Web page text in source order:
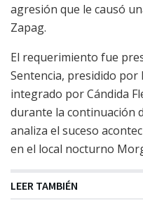
agresión que le causó
Zapag.
El requerimiento fue
Sentencia, presidido por
integrado por Cándida
durante la continuación
analiza el suceso
en el local nocturno
LEER TAMBIÉN